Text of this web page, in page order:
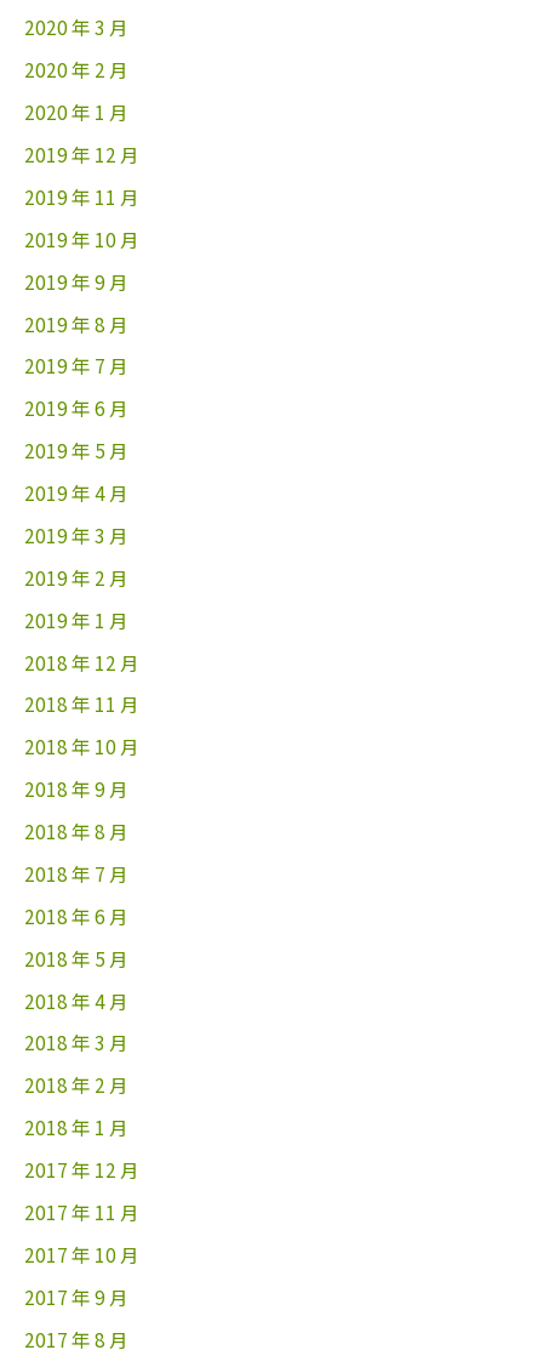
2020 年 3 月
2020 年 2 月
2020 年 1 月
2019 年 12 月
2019 年 11 月
2019 年 10 月
2019 年 9 月
2019 年 8 月
2019 年 7 月
2019 年 6 月
2019 年 5 月
2019 年 4 月
2019 年 3 月
2019 年 2 月
2019 年 1 月
2018 年 12 月
2018 年 11 月
2018 年 10 月
2018 年 9 月
2018 年 8 月
2018 年 7 月
2018 年 6 月
2018 年 5 月
2018 年 4 月
2018 年 3 月
2018 年 2 月
2018 年 1 月
2017 年 12 月
2017 年 11 月
2017 年 10 月
2017 年 9 月
2017 年 8 月